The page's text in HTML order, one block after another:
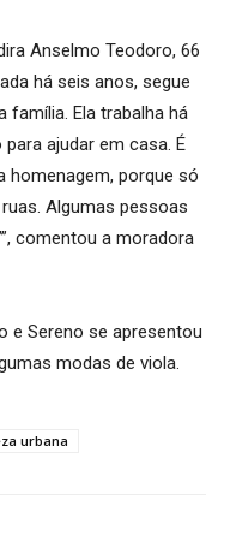
Anselmo Teodoro, 66
há seis anos, segue
família. Ela trabalha há
ajudar em casa. É
homenagem, porque só
Algumas pessoas
comentou a moradora
e Sereno se apresentou
modas de viola.
urbana